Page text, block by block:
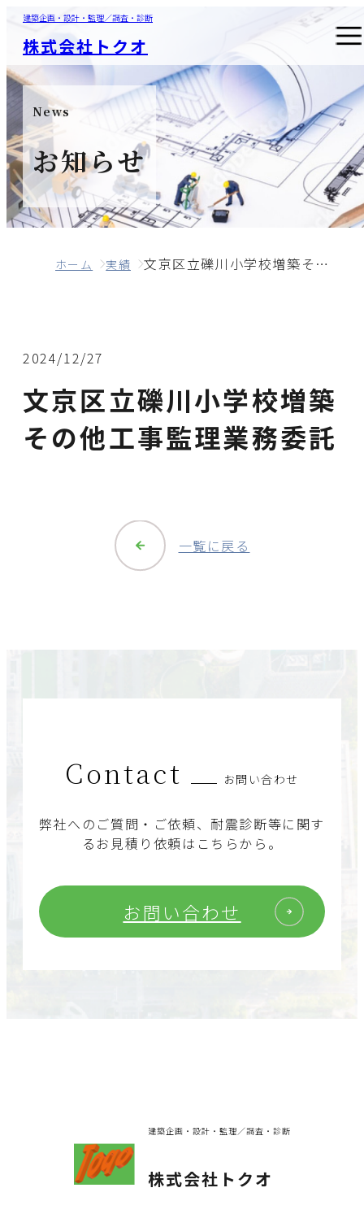
建築企画・設計・監理／調査・診断
株式会社トクオ
News
お知らせ
ホーム 実績 文京区立礫川小学校増築その他工事監理業務委託
2024/12/27
文京区立礫川小学校増築
その他工事監理業務委託
一覧に戻る
Contact お問い合わせ
弊社へのご質問・ご依頼、耐震診断等に関す
るお見積り依頼はこちらから。
お問い合わせ
建築企画・設計・監理／調査・診断
株式会社トクオ